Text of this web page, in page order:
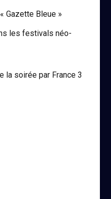
Gazette Bleue »
les festivals néo-
la soirée par France 3